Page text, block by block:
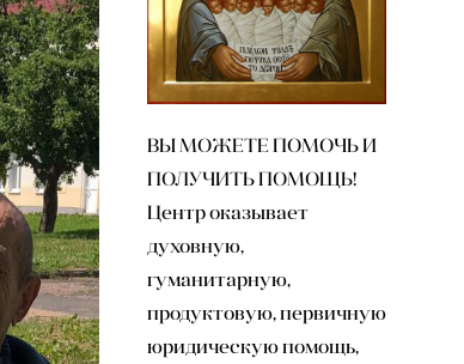
ВЫ МОЖЕТЕ ПОМОЧЬ И
ПОЛУЧИТЬ ПОМОЩЬ!
Центр оказывает
духовную,
гуманитарную,
продуктовую, первичную
юридическую помощь,